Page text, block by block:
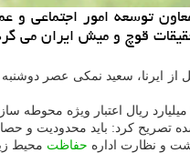
توسعه امور اجتماعی و
قوچ و میش ایران می
از ایرنا، سعید نمكی عصر دوشنبه
تصریح كرد: باید محدودیت و
و نظارت اداره حفاظت محیط